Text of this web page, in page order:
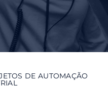
DE AUTOMAÇÃO